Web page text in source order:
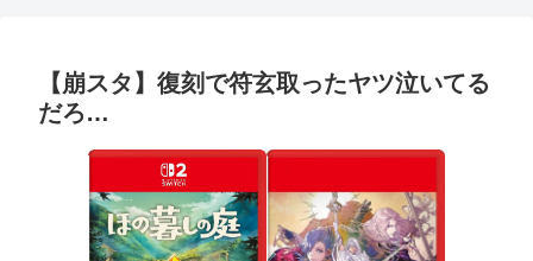
【崩スタ】復刻で符玄取ったヤツ泣いてる
だろ…